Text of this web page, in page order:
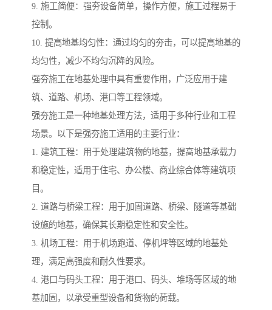
9. 施工简便：强夯设备简单，操作方便，施工过程易于
控制。
10. 提高地基均匀性：通过均匀的夯击，可以提高地基的
均匀性，减少不均匀沉降的风险。
强夯施工在地基处理中具有重要作用，广泛应用于建
筑、道路、机场、港口等工程领域。
强夯施工是一种地基处理方法，适用于多种行业和工程
场景。以下是强夯施工适用的主要行业：
1. 建筑工程：用于处理建筑物的地基，提高地基承载力
和稳定性，适用于住宅、办公楼、商业综合体等建筑项
目。
2. 道路与桥梁工程：用于加固道路、桥梁、隧道等基础
设施的地基，确保其长期稳定性和安全性。
3. 机场工程：用于机场跑道、停机坪等区域的地基处
理，满足高强度和耐久性要求。
4. 港口与码头工程：用于港口、码头、堆场等区域的地
基加固，以承受重型设备和货物的荷载。